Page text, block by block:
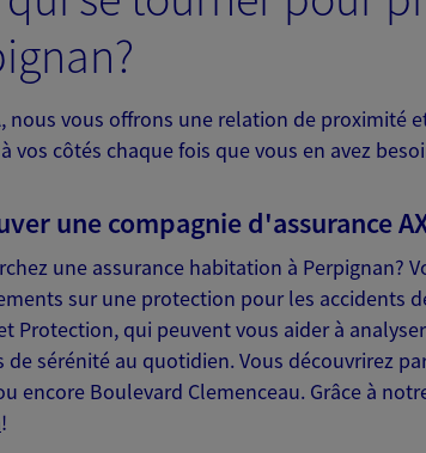
Agents Généraux d'assurance exclusif AXA
Nobel, 66000 Perpignan
:
à 09:00
PRENDRE RENDEZ-VOUS VOIR NOTRE SITE
* (orias.fr) : EI PALEM CHRISTOPHE (07012462); EI
(11063740)
David Gabay
nous vous offrons une relation de proximité
vos côtés chaque fois que vous en avez
une compagnie d'assurance
une assurance habitation à Perpignan?
sur une protection pour les accidents
Protection, qui peuvent vous aider à
de sérénité au quotidien. Vous découvrirez
encore Boulevard Clemenceau. Grâce à
!